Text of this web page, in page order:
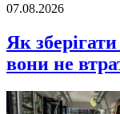
07.08.2026
Як
вони не